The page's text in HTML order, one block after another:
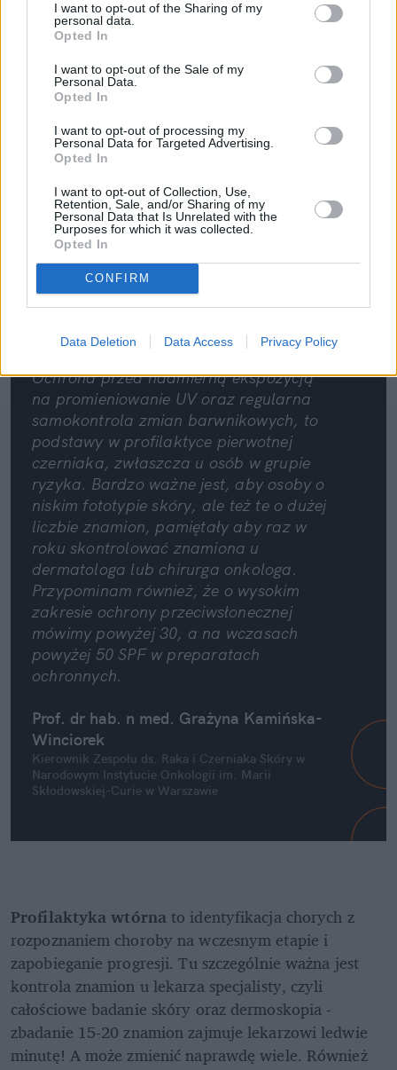
I want to opt-out of the Sharing of my
personal data.
Opted In
I want to opt-out of the Sale of my
Personal Data.
Opted In
I want to opt-out of processing my
Personal Data for Targeted Advertising.
Opted In
I want to opt-out of Collection, Use,
Retention, Sale, and/or Sharing of my
Personal Data that Is Unrelated with the
Purposes for which it was collected.
Opted In
CONFIRM
Data Deletion Data Access Privacy Policy
Pociągiem z Polski do Włoch?!
Ochrona przed nadmierną ekspozycją
na promieniowanie UV oraz regularna
samokontrola zmian barwnikowych, to
podstawy w profilaktyce pierwotnej
czerniaka, zwłaszcza u osób w grupie
ryzyka. Bardzo ważne jest, aby osoby o
niskim fototypie skóry, ale też te o dużej
liczbie znamion, pamiętały aby raz w
roku skontrolować znamiona u
dermatologa lub chirurga onkologa.
Przypominam również, że o wysokim
zakresie ochrony przeciwsłonecznej
mówimy powyżej 30, a na wczasach
powyżej 50 SPF w preparatach
ochronnych.
Prof. dr hab. n med. Grażyna Kamińska-
Winciorek
Kierownik Zespołu ds. Raka i Czerniaka Skóry w
Narodowym Instytucie Onkologii im. Marii
Skłodowskiej-Curie w Warszawie
Profilaktyka wtórna to identyfikacja chorych z
rozpoznaniem choroby na wczesnym etapie i
zapobieganie progresji. Tu szczególnie ważna jest
kontrola znamion u lekarza specjalisty, czyli
całościowe badanie skóry oraz dermoskopia -
zbadanie 15-20 znamion zajmuje lekarzowi ledwie
minutę! A może zmienić naprawdę wiele. Również